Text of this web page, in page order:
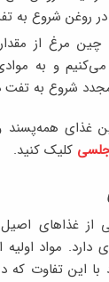
روغن شروع به
چین مرغ از
و به
شروع به
غذای
کلیک کنید.
از غذاهای
دارد. مواد
با این تفاوت